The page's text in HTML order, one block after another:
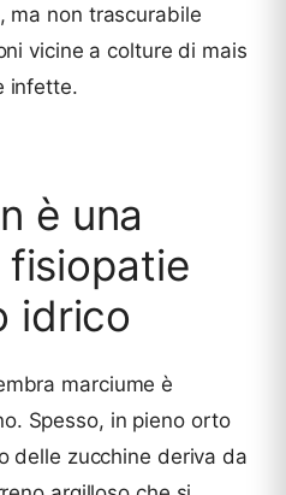
ma non trascurabile
vicine a colture di mais
infette.
è una
fisiopatie
idrico
marciume è
Spesso, in pieno orto
delle zucchine deriva da